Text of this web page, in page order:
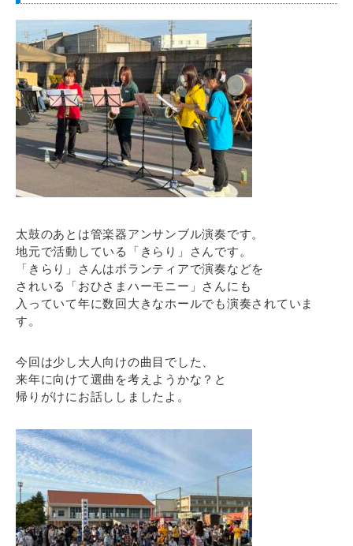
太鼓のあとは管楽器アンサンブル演奏です。
地元で活動している「きらり」さんです。
「きらり」さんはボランティアで演奏などを
されいる「おひさまハーモニー」さんにも
入っていて年に数回大きなホールでも演奏されていま
す。
今回は少し大人向けの曲目でした、
来年に向けて選曲を考えようかな？と
帰りがけにお話ししましたよ。